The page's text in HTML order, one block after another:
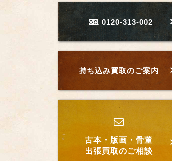
0120-313-002
持ち込み買取のご案内
古本・版画・骨董
出張買取のご相談